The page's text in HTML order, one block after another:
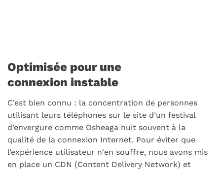
Optimisée pour une
connexion instable
C’est bien connu : la concentration de personnes
utilisant leurs téléphones sur le site d’un festival
d’envergure comme Osheaga nuit souvent à la
qualité de la connexion Internet. Pour éviter que
l’expérience utilisateur n'en souffre, nous avons mis
en place un CDN (Content Delivery Network) et